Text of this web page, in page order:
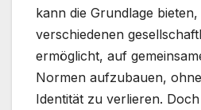
kann die Grundlage bieten,
verschiedenen
ermöglicht, auf
Normen aufzubauen,
Identität zu verlieren.